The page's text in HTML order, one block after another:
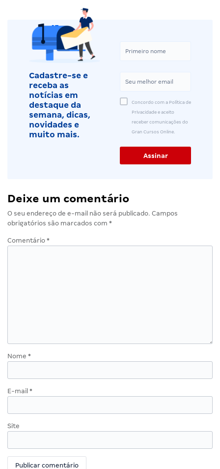
Cadastre-se e
receba as
notícias em
destaque da
semana, dicas,
novidades e
muito mais.
Concordo com a Política de
Privacidade e aceito
receber comunicações do
Gran Cursos Online.
Deixe um comentário
O seu endereço de e-mail não será publicado. Campos
obrigatórios são marcados com *
Comentário *
Nome *
E-mail *
Site